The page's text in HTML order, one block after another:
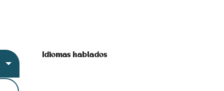
Idiomas hablados
Idiomas hablados